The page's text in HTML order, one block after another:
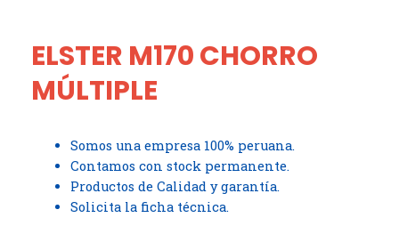
ELSTER M170 CHORRO
MÚLTIPLE
Somos una empresa 100% peruana.
Contamos con stock permanente.
Productos de Calidad y garantía.
Solicita la ficha técnica.